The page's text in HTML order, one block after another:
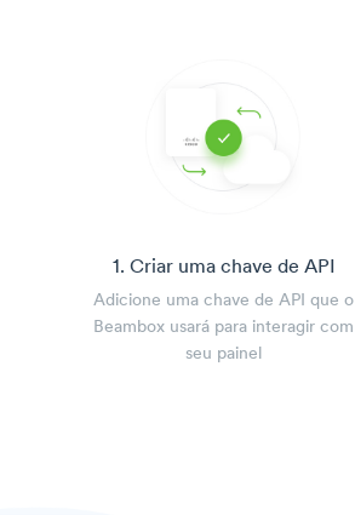
1. Criar uma chave de API
Adicione uma chave de API que o
Beambox usará para interagir com
seu painel